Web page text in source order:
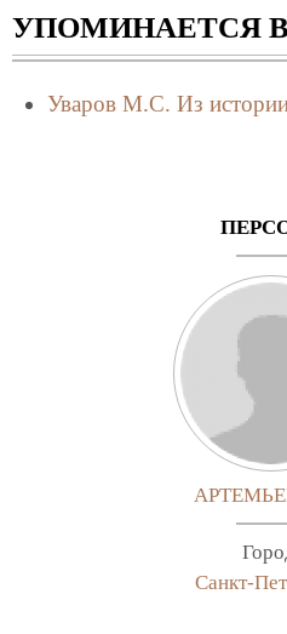
УПОМИНАЕТСЯ
Уваров М.С. Из
Санкт-